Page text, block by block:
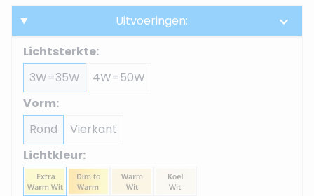
Uitvoeringen:
Lichtsterkte:
3W=35W
4W=50W
Vorm:
Rond
Vierkant
Lichtkleur: